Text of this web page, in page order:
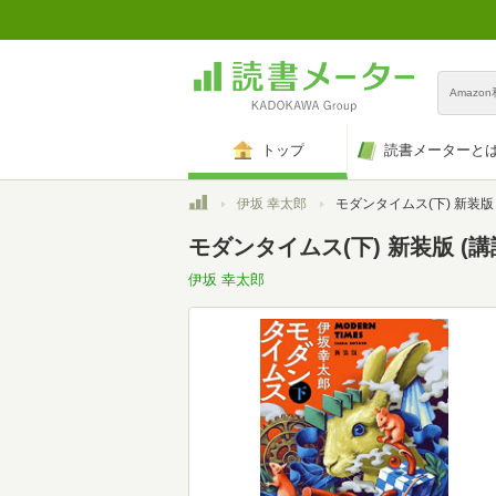
Amazon
トップ 読書メーターと
トップ伊坂 幸太郎 モダンタイムス(下) 新装版 (講談社文
モダンタイムス(下) 新装版 (
伊坂 幸太郎